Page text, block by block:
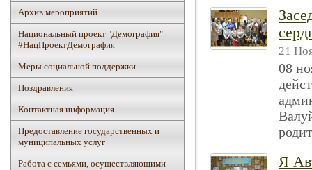
Архив мероприятий
Национальный проект "Демография"
#НацПроектДемография
Mеры социальной поддержки
Поздравления
Контактная информация
Предоставление государственных и
муниципальных услуг
Работа с семьями, осуществляющими
21
08
Я